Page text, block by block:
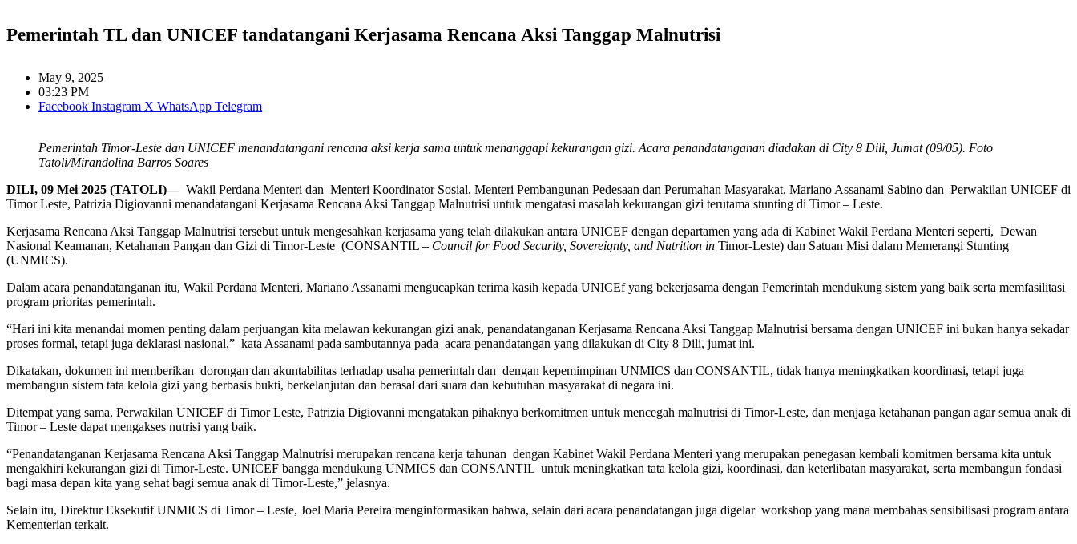
Pemerintah TL dan UNICEF tandatangani Kerjasama Rencana Aksi Tanggap Malnutrisi
May 9, 2025
03:23 PM
Facebook Instagram X WhatsApp Telegram
Pemerintah Timor-Leste dan UNICEF menandatangani rencana aksi kerja sama untuk menanggapi kekurangan gizi. Acara penandatanganan diadakan di City 8 Dili, Jumat (09/05). Foto
Tatoli/Mirandolina Barros Soares
DILI, 09 Mei 2025 (TATOLI)— Wakil Perdana Menteri dan Menteri Koordinator Sosial, Menteri Pembangunan Pedesaan dan Perumahan Masyarakat, Mariano Assanami Sabino dan Perwakilan UNICEF di
Timor Leste, Patrizia Digiovanni menandatangani Kerjasama Rencana Aksi Tanggap Malnutrisi untuk mengatasi masalah kekurangan gizi terutama stunting di Timor – Leste.
Kerjasama Rencana Aksi Tanggap Malnutrisi tersebut untuk mengesahkan kerjasama yang telah dilakukan antara UNICEF dengan departamen yang ada di Kabinet Wakil Perdana Menteri seperti, Dewan
Nasional Keamanan, Ketahanan Pangan dan Gizi di Timor-Leste (CONSANTIL – Council for Food Security, Sovereignty, and Nutrition in Timor-Leste) dan Satuan Misi dalam Memerangi Stunting
(UNMICS).
Dalam acara penandatanganan itu, Wakil Perdana Menteri, Mariano Assanami mengucapkan terima kasih kepada UNICEf yang bekerjasama dengan Pemerintah mendukung sistem yang baik serta memfasilitasi
program prioritas pemerintah.
“Hari ini kita menandai momen penting dalam perjuangan kita melawan kekurangan gizi anak, penandatanganan Kerjasama Rencana Aksi Tanggap Malnutrisi bersama dengan UNICEF ini bukan hanya sekadar
proses formal, tetapi juga deklarasi nasional,” kata Assanami pada sambutannya pada acara penandatangan yang dilakukan di City 8 Dili, jumat ini.
Dikatakan, dokumen ini memberikan dorongan dan akuntabilitas terhadap usaha pemerintah dan dengan kepemimpinan UNMICS dan CONSANTIL, tidak hanya meningkatkan koordinasi, tetapi juga
membangun sistem tata kelola gizi yang berbasis bukti, berkelanjutan dan berasal dari suara dan kebutuhan masyarakat di negara ini.
Ditempat yang sama, Perwakilan UNICEF di Timor Leste, Patrizia Digiovanni mengatakan pihaknya berkomitmen untuk mencegah malnutrisi di Timor-Leste, dan menjaga ketahanan pangan agar semua anak di
Timor – Leste dapat mengakses nutrisi yang baik.
“Penandatanganan Kerjasama Rencana Aksi Tanggap Malnutrisi merupakan rencana kerja tahunan dengan Kabinet Wakil Perdana Menteri yang merupakan penegasan kembali komitmen bersama kita untuk
mengakhiri kekurangan gizi di Timor-Leste. UNICEF bangga mendukung UNMICS dan CONSANTIL untuk meningkatkan tata kelola gizi, koordinasi, dan keterlibatan masyarakat, serta membangun fondasi
bagi masa depan kita yang sehat bagi semua anak di Timor-Leste,” jelasnya.
Selain itu, Direktur Eksekutif UNMICS di Timor – Leste, Joel Maria Pereira menginformasikan bahwa, selain dari acara penandatangan juga digelar workshop yang mana membahas sensibilisasi program antara
Kementerian terkait.